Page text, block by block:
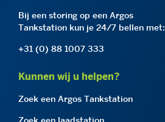
Bij een storing op een Argos
Tankstation kun je 24/7 bellen met:
+31 (0) 88 1007 333
Kunnen wij u helpen?
Zoek een Argos Tankstation